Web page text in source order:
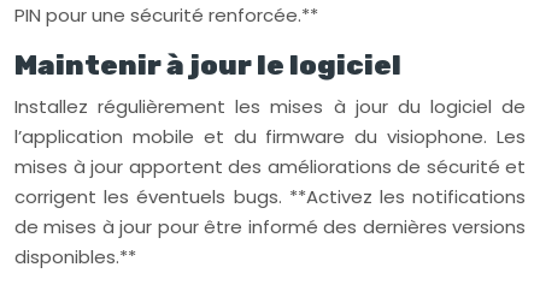
PIN pour une sécurité renforcée.**
Maintenir à jour le logiciel
Installez régulièrement les mises à jour du logiciel de
l’application mobile et du firmware du visiophone. Les
mises à jour apportent des améliorations de sécurité et
corrigent les éventuels bugs. **Activez les notifications
de mises à jour pour être informé des dernières versions
disponibles.**